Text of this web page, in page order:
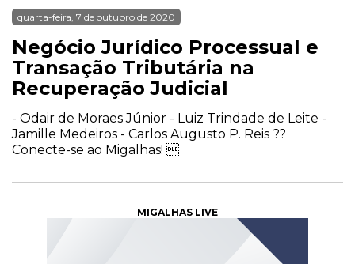
quarta-feira, 7 de outubro de 2020
Negócio Jurídico Processual e
Transação Tributária na
Recuperação Judicial
- Odair de Moraes Júnior - Luiz Trindade de Leite -
Jamille Medeiros - Carlos Augusto P. Reis ??
Conecte-se ao Migalhas! 
MIGALHAS LIVE